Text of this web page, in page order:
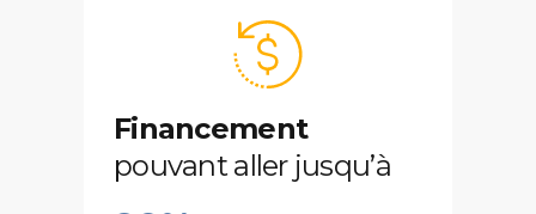
Financement
pouvant aller jusqu’à